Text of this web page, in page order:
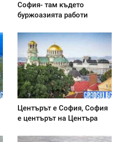
София- там където
буржоазията работи
Центърът е София, София
е центърът на Центъра